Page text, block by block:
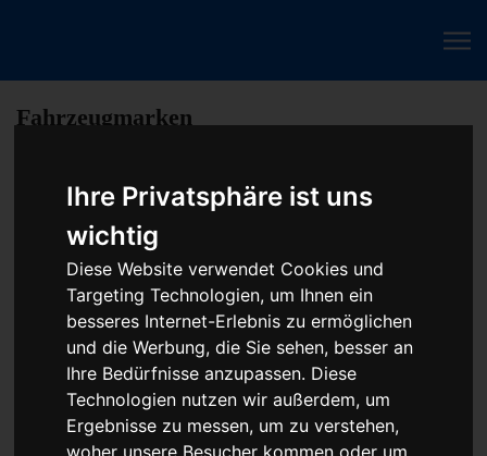
Ihre Privatsphäre ist uns
wichtig
Diese Website verwendet Cookies und
Targeting Technologien, um Ihnen ein
besseres Internet-Erlebnis zu ermöglichen
und die Werbung, die Sie sehen, besser an
Ihre Bedürfnisse anzupassen. Diese
Technologien nutzen wir außerdem, um
Ergebnisse zu messen, um zu verstehen,
Fahrzeugmarken
PKW Chip Tuning Leistungssteigerung oder
Austauschgerät KVA
Unser Betrieb steht für kostengünstige Prüfungen und
Reparaturen von Steuergeräten aller Art, unter anderem von
Motor-Steuergeräten, Airbag-Steuergeräten, ABS-Steuergeräten
uvm. STEUBEL® verfügt dabei über viel Erfahrung und
ausgewiesene Expertise bei PKW-Steuergeräten und
insbesondere Motor-steuergeräte Reparaturen. So ermöglicht
STEUBEL® eine Steuergeräte Reparatur für nahezu aller